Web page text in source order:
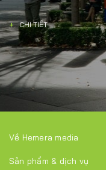
+ CHI TIẾT
Về Hemera media
Sản phẩm & dịch vụ